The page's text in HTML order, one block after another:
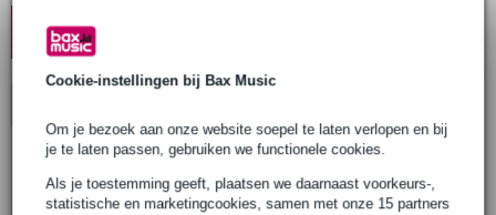
Cookie-instellingen bij Bax Music
Om je bezoek aan onze website soepel te laten verlopen en bij
je te laten passen, gebruiken we functionele cookies.
Als je toestemming geeft, plaatsen we daarnaast voorkeurs-,
statistische en marketingcookies, samen met onze 15 partners
10% EXTRA KORTING MET
CODE: EXTRA10
Bestel nu = maandag in huis